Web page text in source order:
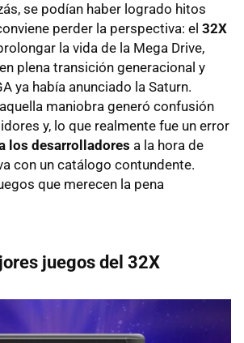
se podían haber logrado hitos
perder la perspectiva: el 32X
la vida de la Mega Drive,
plena transición generacional y
ya había anunciado la Saturn.
maniobra generó confusión
y, lo que realmente fue un error
los desarrolladores a la hora de
con un catálogo contundente.
que merecen la pena
juegos del 32X